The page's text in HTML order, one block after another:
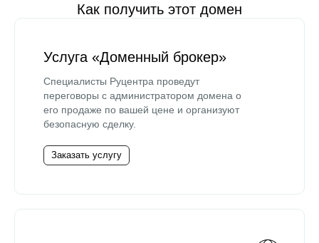
Как получить этот домен
Услуга «Доменный брокер»
Специалисты Руцентра проведут
переговоры с администратором домена о
его продаже по вашей цене и организуют
безопасную сделку.
Заказать услугу